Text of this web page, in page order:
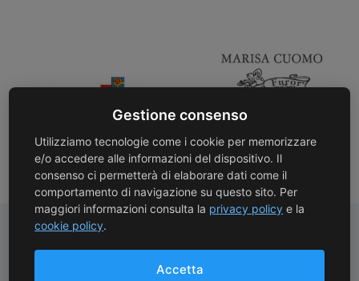
Spedizioni Gratuite
Gestione consenso
Utilizziamo tecnologie come i cookie per memorizzare
e/o accedere alle informazioni del dispositivo. Il
consenso ci permetterà di elaborare dati come il
comportamento di navigazione su questo sito. Per
maggiori informazioni consulta la privacy policy e la
cookie policy.
Accetta